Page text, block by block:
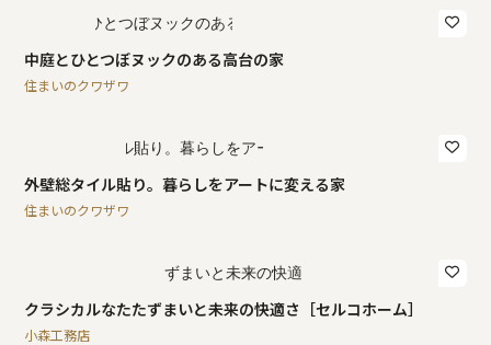
中庭とひとつぼヌックのある高台の家
住まいのクワザワ
外壁総タイル貼り。暮らしをアートに変える家
住まいのクワザワ
クラシカルなたたずまいと未来の快適さ［セルコホーム］
小森工務店